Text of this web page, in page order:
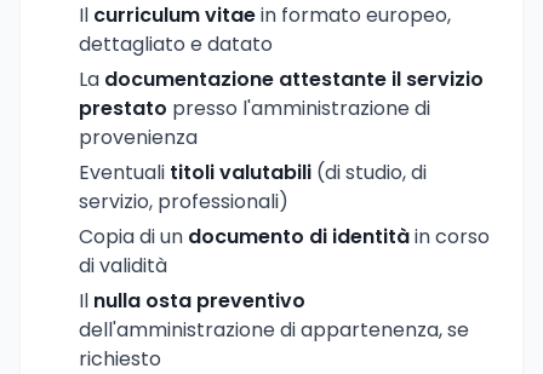
Il curriculum vitaein formato europeo,
dettagliato e datato
La documentazione attestante il servizio
prestato presso l'amministrazione di
provenienza
Eventuali titoli valutabili (di studio, di
servizio, professionali)
Copia di un documento di identitàin corso
di validità
Il nulla osta preventivo
dell'amministrazione di appartenenza, se
richiesto